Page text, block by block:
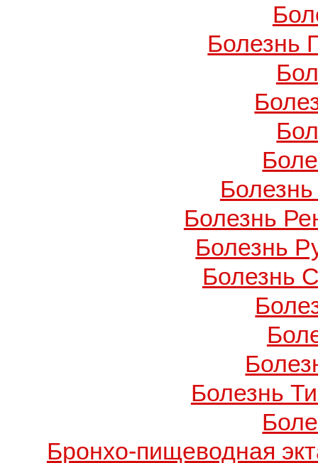
Болезнь
Болезнь
Болезнь
Болезнь
Болезнь
Бронхо-пищеводная